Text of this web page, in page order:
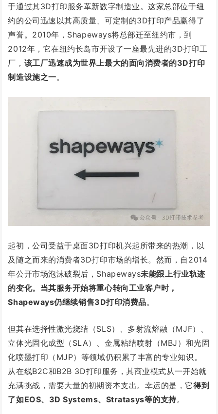
于通过其3D打印服务革新数字制造业。这家总部位于纽
约的公司迅速以其高质量、可定制的3D打印产品赢得了
声誉。2010年，Shapeways将总部迁至纽约市，到
2012年，它在纽约长岛市开设了一座最先进的3D打印工
厂， 该工厂迅速成为世界上最大的面向消费者的3D打印
制造设施之一。
起初，公司受益于桌面3D打印机兴起所带来的热潮，以
及随之而来的消费者3D打印市场的增长。然而，自2014
年公开市场泡沫破裂后，Shapeways未能跟上行业轨迹
的变化。当其服务开始将重心转向工业客户时，
Shapeways仍继续销售3D打印消费品。
但其在选择性激光烧结（SLS）、多射流熔融（MJF）、
立体光固化成型（SLA）、金属粘结喷射（MBJ）和光固
化喷墨打印（MJP）等领域仍积累了丰富的专业知识。
从在线B2C和B2B 3D打印服务，其商业模式从一开始就
充满挑战，需要大量的初期资本支出。幸运的是，它得到
了如EOS、3D Systems、Stratasys等的支持。